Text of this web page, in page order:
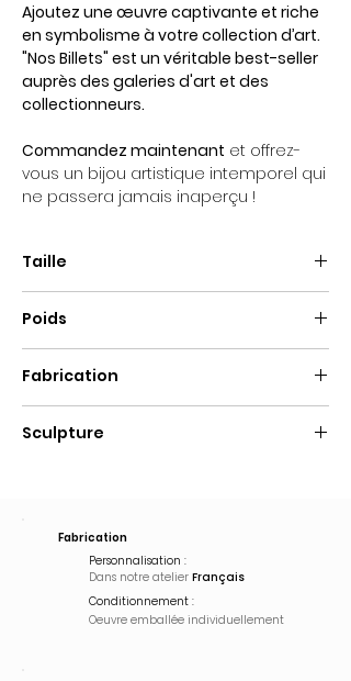
Ajoutez une œuvre captivante et riche
en symbolisme à votre collection d’art.
"Nos Billets" est un véritable best-seller
auprès des galeries d'art et des
collectionneurs.
Commandez maintenant et offrez-
vous un bijou artistique intemporel qui
ne passera jamais inaperçu !
Taille
Poids
Fabrication
Sculpture
Fabrication
Personnalisation :
Dans notre atelier Français
Conditionnement :
Oeuvre emballée individuellement